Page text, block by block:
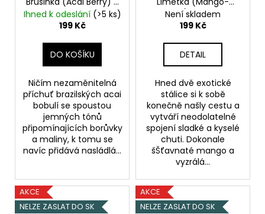
20mg
Ihned k odeslání (>5 ks)
199 Kč
DO KOŠÍKU
Ničím nezaměnitelná
příchuť brazilských acai
bobulí se spoustou
jemných tónů
připomínajících borůvky
a maliny, k tomu se
navíc přidává nasládlá...
Lime) - 20mg
Není skladem
199 Kč
DETAIL
Hned dvě exotické
stálice si k sobě
konečně našly cestu a
vytváří neodolatelné
spojení sladké a kyselé
chuti. Dokonale
šŠťavnaté mango a
vyzrálá...
AKCE
NELZE ZASLAT DO SK
AKCE
NELZE ZASLAT DO SK